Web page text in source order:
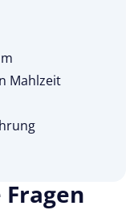
Mahlzeit